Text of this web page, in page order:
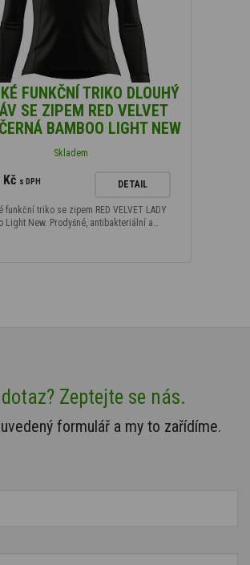
FUNKČNÍ TRIKO DLOUHÝ
SE ZIPEM RED VELVET
BAMBOO LIGHT NEW
Skladem
Kč s DPH DETAIL
funkční triko se zipem RED VELVET LADY
Light New. Prodyšné, antibakteriální a…
Zeptejte se nás.
formulář a my to zařídíme.